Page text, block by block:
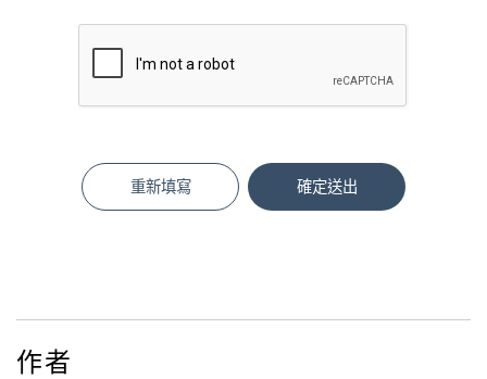
重新填寫 確定送出
作者